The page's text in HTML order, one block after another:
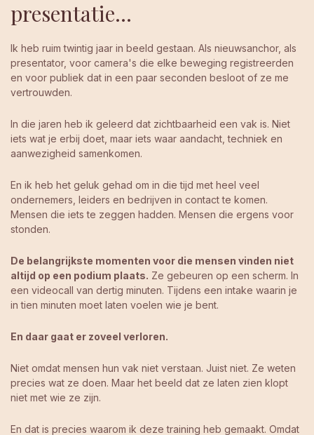
presentatie...
Ik heb ruim twintig jaar in beeld gestaan. Als nieuwsanchor, als
presentator, voor camera's die elke beweging registreerden
en voor publiek dat in een paar seconden besloot of ze me
vertrouwden.
In die jaren heb ik geleerd dat zichtbaarheid een vak is. Niet
iets wat je erbij doet, maar iets waar aandacht, techniek en
aanwezigheid samenkomen.
En ik heb het geluk gehad om in die tijd met heel veel
ondernemers, leiders en bedrijven in contact te komen.
Mensen die iets te zeggen hadden. Mensen die ergens voor
stonden.
De belangrijkste momenten voor die mensen vinden niet
altijd op een podium plaats. Ze gebeuren op een scherm. In
een videocall van dertig minuten. Tijdens een intake waarin je
in tien minuten moet laten voelen wie je bent.
En daar gaat er zoveel verloren.
Niet omdat mensen hun vak niet verstaan. Juist niet. Ze weten
precies wat ze doen. Maar het beeld dat ze laten zien klopt
niet met wie ze zijn.
En dat is precies waarom ik deze training heb gemaakt. Omdat